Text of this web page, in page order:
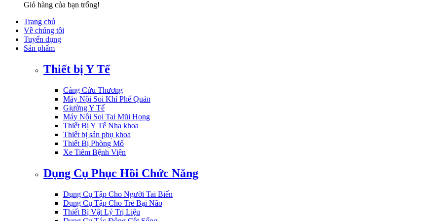
Giỏ hàng của bạn trống!
Trang chủ
Về chúng tôi
Tuyển dụng
Sản phẩm
Thiết bị Y Tế
Cáng Cứu Thương
Máy Nội Soi Khí Phế Quản
Giường Y Tế
Máy Nội Soi Tai Mũi Họng
Thiết Bị Y Tế Nha khoa
Thiết bị sản phụ khoa
Thiết Bị Phòng Mổ
Xe Tiêm Bệnh Viện
Dụng Cụ Phục Hồi Chức Năng
Dụng Cụ Tập Cho Người Tai Biến
Dụng Cụ Tập Cho Trẻ Bại Não
Thiết Bị Vật Lý Trị Liệu